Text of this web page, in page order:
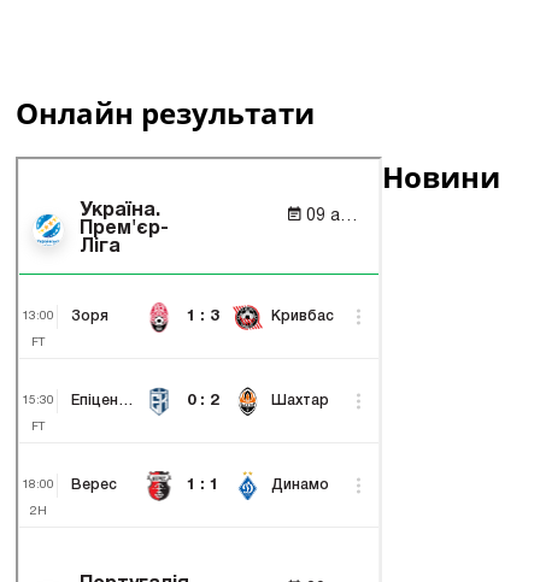
Онлайн результати
Новини